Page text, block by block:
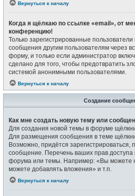
Вернуться к началу
Когда я щёлкаю по ссылке «email», от
конференцию!
Только зарегистрированные
сообщения другим пользователям через
форму, и только если администратор
сделано для того, чтобы предотвратить
системой анонимными пользователями.
Вернуться к началу
Создание
Как мне создать новую тему или
Для создания новой темы в форуме
Для размещения сообщения в теме
Возможно, придётся зарегистрироваться,
сообщение. Перечень ваших прав доступа
форума или темы. Например: «Вы можете
можете добавлять вложения» и т.п.
Вернуться к началу